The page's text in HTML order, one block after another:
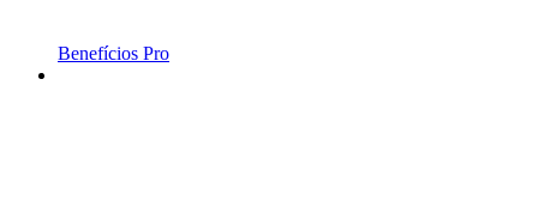
Benefícios Pro